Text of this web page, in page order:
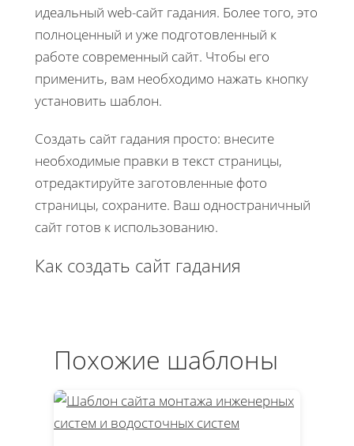
идеальный web-сайт гадания. Более того, это
полноценный и уже подготовленный к
работе современный сайт. Чтобы его
применить, вам необходимо нажать кнопку
установить шаблон.
Создать сайт гадания просто: внесите
необходимые правки в текст страницы,
отредактируйте заготовленные фото
страницы, сохраните. Ваш одностраничный
сайт готов к использованию.
Как создать сайт гадания
Похожие шаблоны